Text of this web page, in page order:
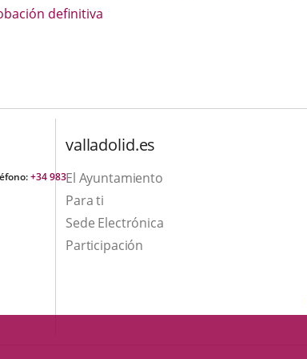
definitiva
+34 983
valladolid.es
El Ayuntamiento
Para ti
Sede ElectrónicaEnlace
externa.
Participación